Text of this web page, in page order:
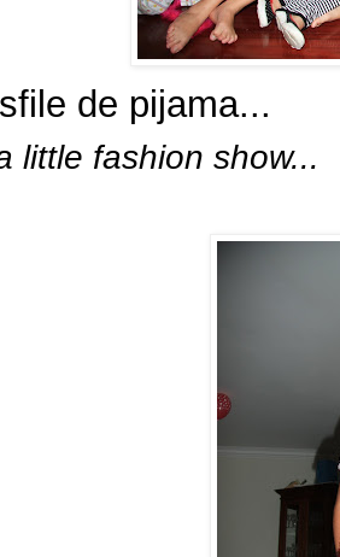
de pijama...
little fashion show...